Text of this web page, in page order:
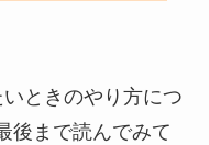
ときのやり方につ
後まで読んでみて